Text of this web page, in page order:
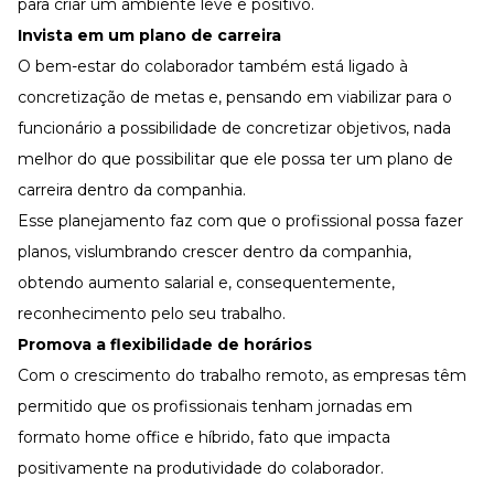
para criar um ambiente leve e positivo.
Invista em um plano de carreira
O bem-estar do colaborador também está ligado à
concretização de metas e, pensando em viabilizar para o
funcionário a possibilidade de concretizar objetivos, nada
melhor do que possibilitar que ele possa ter um plano de
carreira dentro da companhia.
Esse planejamento faz com que o profissional possa fazer
planos, vislumbrando crescer dentro da companhia,
obtendo aumento salarial e, consequentemente,
reconhecimento pelo seu trabalho.
Promova a flexibilidade de horários
Com o crescimento do trabalho remoto, as empresas têm
permitido que os profissionais tenham jornadas em
formato home office e híbrido, fato que impacta
positivamente na produtividade do colaborador.